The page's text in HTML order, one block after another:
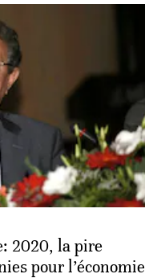
2020, la pire
pour l’économie